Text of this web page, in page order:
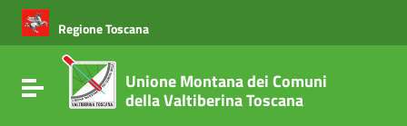
Vai ai contenuti
Vai al menu di navigazione
Vai al footer
Regione Toscana
Attiva / disattiva la navigazione
Unione Montana dei Comuni
della Valtiberina Toscana